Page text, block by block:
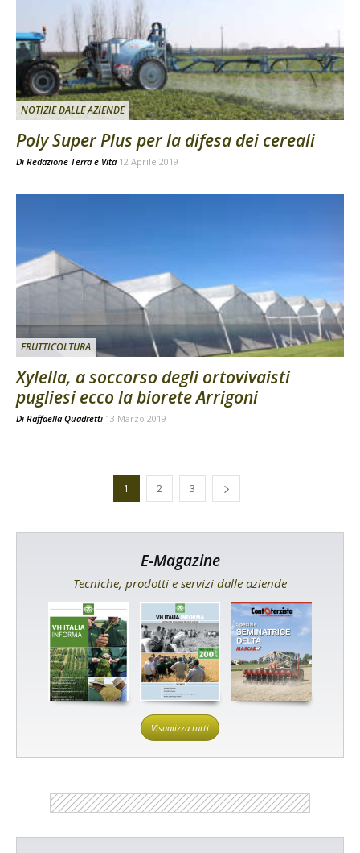
NOTIZIE DALLE AZIENDE
Poly Super Plus per la difesa dei cereali
Di Redazione Terra e Vita 12 Aprile 2019
FRUTTICOLTURA
Xylella, a soccorso degli ortovivaisti
pugliesi ecco la biorete Arrigoni
Di Raffaella Quadretti 13 Marzo 2019
1 2 3
E-Magazine
Tecniche, prodotti e servizi dalle aziende
Visualizza tutti